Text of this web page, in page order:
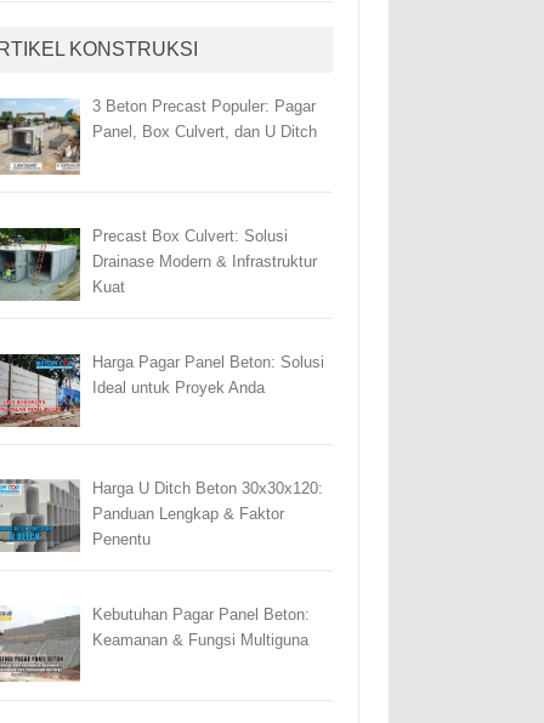
KONSTRUKSI
3 Beton Precast Populer: Pagar
Panel, Box Culvert, dan U Ditch
Precast Box Culvert: Solusi
Drainase Modern & Infrastruktur
Kuat
Harga Pagar Panel Beton: Solusi
Ideal untuk Proyek Anda
Harga U Ditch Beton 30x30x120:
Panduan Lengkap & Faktor
Penentu
Kebutuhan Pagar Panel Beton:
Keamanan & Fungsi Multiguna